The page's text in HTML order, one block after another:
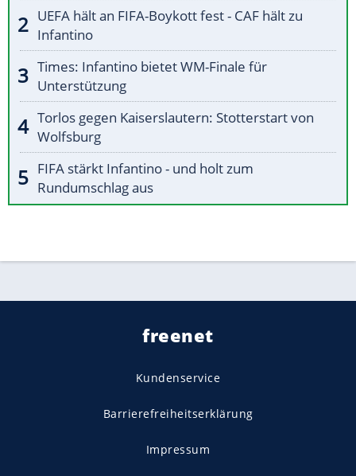
UEFA hält an FIFA-Boykott fest - CAF hält zu
Infantino
Times: Infantino bietet WM-Finale für
Unterstützung
Torlos gegen Kaiserslautern: Stotterstart von
Wolfsburg
FIFA stärkt Infantino - und holt zum
Rundumschlag aus
freenet
Kundenservice
Barrierefreiheitserklärung
Impressum